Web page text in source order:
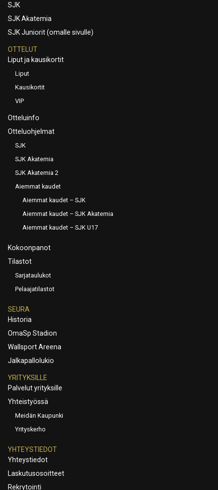
SJK
SJK Akatemia
SJK Juniorit (omalle sivulle)
OTTELUT
Liput ja kausikortit
Liput
Kausikortit
VIP
Otteluinfo
Otteluohjelmat
SJK
SJK Akatemia
SJK Akatemia 2
Aiemmat kaudet
Aiemmat kaudet – SJK
Aiemmat kaudet – SJK Akatemia
Aiemmat kaudet – SJK U17
Kokoonpanot
Tilastot
Sarjataulukot
Pelaajatilastot
SEURA
Historia
OmaSp Stadion
Wallsport Areena
Jalkapallolukio
YRITYKSILLE
Palvelut yrityksille
Yhteistyössä
Meidän Kaupunki
Yrityskerho
YHTEYSTIEDOT
Yhteystiedot
Laskutusosoitteet
Rekrytointi